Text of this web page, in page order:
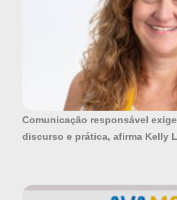
Comunicação responsável
discurso e prática, afirma Kelly